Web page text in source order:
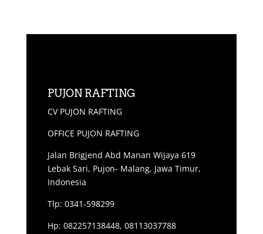
PUJON RAFTING
CV PUJON RAFTING
OFFICE PUJON RAFTING
Jalan Brigjend Abd Manan Wijaya 619
Lebak Sari, Pujon- Malang, Jawa Timur,
Indonesia
Tlp: 0341-598299
Hp: 082257138448, 08113037788